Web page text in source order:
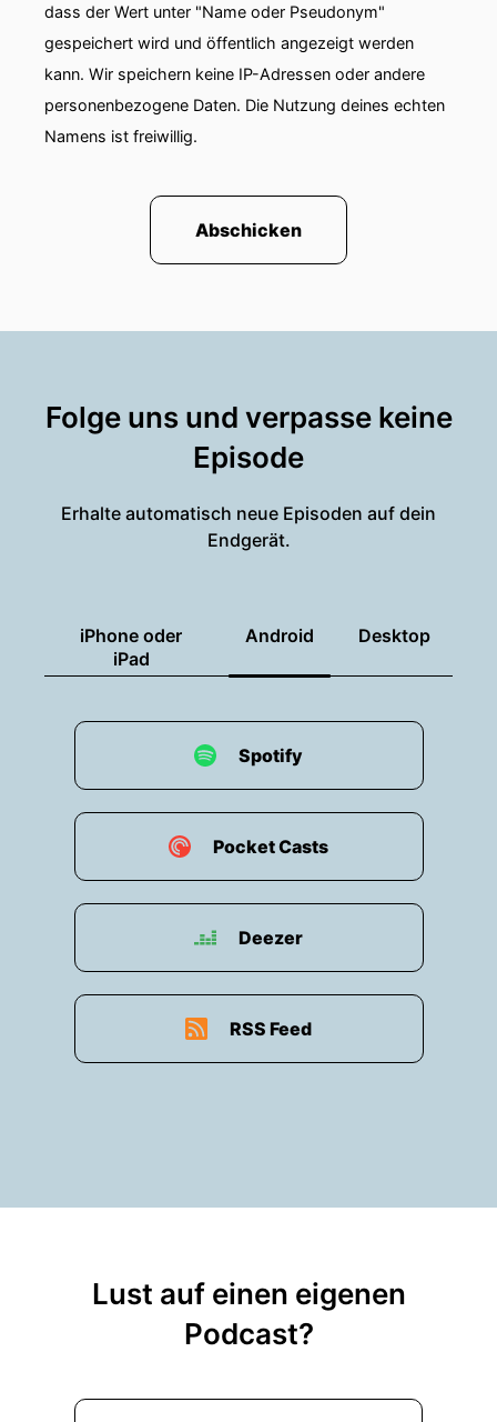
dass der Wert unter "Name oder Pseudonym"
gespeichert wird und öffentlich angezeigt werden
kann. Wir speichern keine IP-Adressen oder andere
personenbezogene Daten. Die Nutzung deines echten
Namens ist freiwillig.
Abschicken
Folge uns und verpasse keine
Episode
Erhalte automatisch neue Episoden auf dein
Endgerät.
iPhone oder
iPad
Android Desktop
Spotify
Pocket Casts
Deezer
RSS Feed
Lust auf einen eigenen
Podcast?